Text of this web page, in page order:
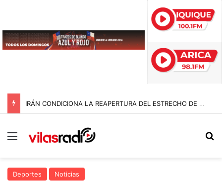
IRÁN CONDICIONA LA REAPERTURA DEL ESTRECHO DE ORMUZ Y EXIGE A ESTADOS UNIDOS EL FIN DEL BLOQUEO Y REPARACIONES DE GUERRA
Menú
Deportes Noticias